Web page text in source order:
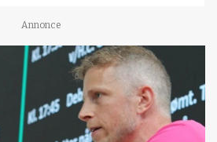
Annonce